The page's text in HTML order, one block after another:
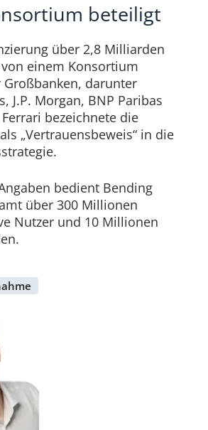
beteiligt
über 2,8 Milliarden
einem Konsortium
darunter
J.P. Morgan, BNP Paribas
bezeichnete die
„Vertrauensbeweis“ in die
bedient Bending
über 300 Millionen
Nutzer und 10 Millionen